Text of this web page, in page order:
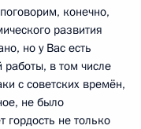
конечно,
развития
но у Вас есть
в том числе
с советских времён,
не было
гордость не только